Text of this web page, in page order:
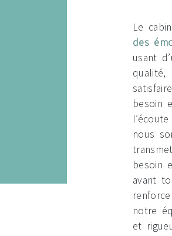
Le
des
usant
qualité,
besoin
nous
besoin
avant
notre
et